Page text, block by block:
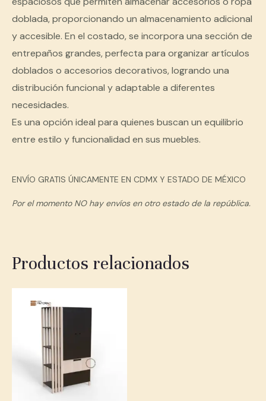
doblada, proporcionando un almacenamiento adicional
y accesible. En el costado, se incorpora una sección de
entrepaños grandes, perfecta para organizar artículos
doblados o accesorios decorativos, logrando una
distribución funcional y adaptable a diferentes
necesidades.
Es una opción ideal para quienes buscan un equilibrio
entre estilo y funcionalidad en sus muebles.
ENVÍO GRATIS ÚNICAMENTE EN CDMX Y ESTADO DE MÉXICO
Por el momento NO hay envíos en otro estado de la república.
Productos relacionados